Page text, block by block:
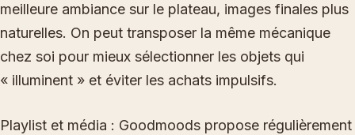
meilleure ambiance sur le plateau, images finales plus
naturelles. On peut transposer la même mécanique
chez soi pour mieux sélectionner les objets qui
« illuminent » et éviter les achats impulsifs.
Playlist et média : Goodmoods propose régulièrement